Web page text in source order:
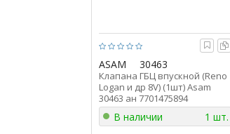
ASAM 30463
Клапана ГБЦ впускной (Reno
Logan и др 8V) (1шт) Asam
30463 ан 7701475894
В наличии 1 шт.